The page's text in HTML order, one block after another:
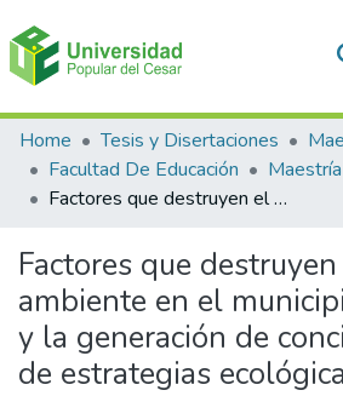
Communities & Collections
All of DSpace
Home Tesis y Disertaciones
Facultad De Educación
Factores que destruyen el medio ambiente en el municipio de Currillo y la generación de conciencia a partir de estrategias ecológicas.
Factores que
ambiente en el
y la generación de
de estrategias